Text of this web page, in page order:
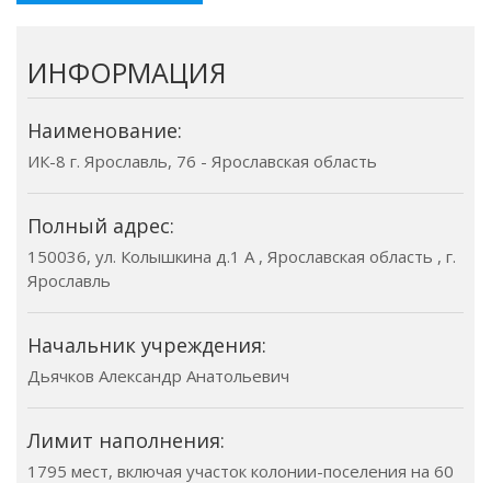
ИНФОРМАЦИЯ
Наименование:
ИК-8 г. Ярославль, 76 - Ярославская область
Полный адрес:
150036, ул. Колышкина д.1 А , Ярославская область , г.
Ярославль
Начальник учреждения:
Дьячков Александр Анатольевич
Лимит наполнения:
1795 мест, включая участок колонии-поселения на 60